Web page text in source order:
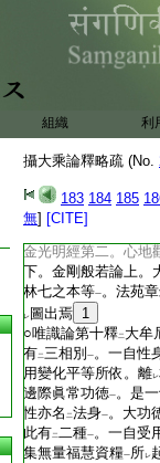
組織 利
攝大乘論釋略疏 (No.
183 184 185
無] [CITE]
[IMAGE]
[IMAGE]
[IMAGE]
[IMAGE]
[IMAGE]
[IMAGE]
[IMAGE]
[IMAGE]
[IMAGE]
[IMAGE]
[IMAGE]
[IMAGE]
金光明經第二。心地
下。金剛般若論上。
林七之本等一。法苑
レ 圖出焉 1
○唯識論第十釋二 大牟
有二三相別 一。一自性
用變化平等所依。離レ
邊際眞常功徳一。是
性亦名 二法身一。大功
此有二二種一。一自受
集無量福慧資糧一所レ